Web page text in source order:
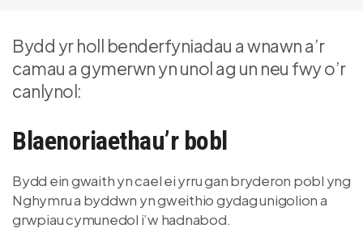
Bydd yr holl benderfyniadau a wnawn a’r
camau a gymerwn yn unol ag un neu fwy o’r
canlynol:
Blaenoriaethau’r bobl
Bydd ein gwaith yn cael ei yrru gan bryderon pobl yng
Nghymru a byddwn yn gweithio gydag unigolion a
grwpiau cymunedol i’w hadnabod.